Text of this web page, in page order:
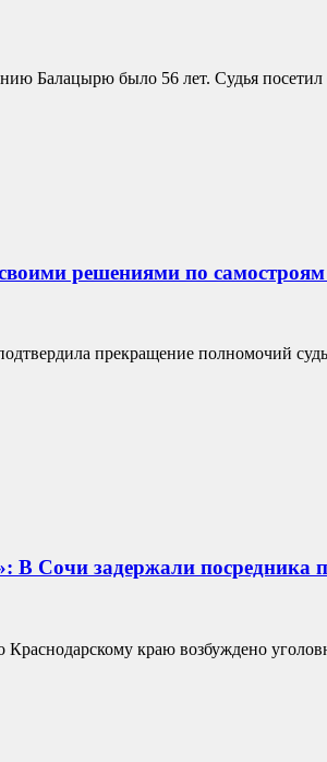
Балацырю было 56 лет. Судья
решениями по
прекращение полномочий
В Сочи задержали посредника
краю возбуждено